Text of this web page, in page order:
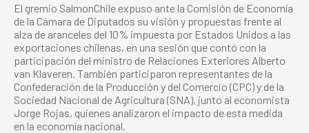
El gremio SalmonChile expuso ante la Comisión de Economía
de la Cámara de Diputados su visión y propuestas frente al
alza de aranceles del 10% impuesta por Estados Unidos a las
exportaciones chilenas, en una sesión que contó con la
participación del ministro de Relaciones Exteriores Alberto
van Klaveren. También participaron representantes de la
Confederación de la Producción y del Comercio (CPC) y de la
Sociedad Nacional de Agricultura (SNA), junto al economista
Jorge Rojas, quienes analizaron el impacto de esta medida
en la economía nacional.